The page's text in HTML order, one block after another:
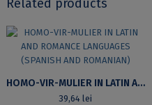
Related products
HOMO-VIR-MULIER IN LATIN AND ROMANCE LANGUAGES (SPANISH AND ROMANIAN)
39,64lei